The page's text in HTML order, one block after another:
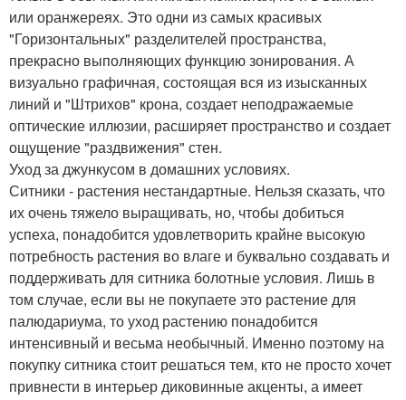
или оранжереях. Это одни из самых красивых
"Горизонтальных" разделителей пространства,
прекрасно выполняющих функцию зонирования. А
визуально графичная, состоящая вся из изысканных
линий и "Штрихов" крона, создает неподражаемые
оптические иллюзии, расширяет пространство и создает
ощущение "раздвижения" стен.
Уход за джункусом в домашних условиях.
Ситники - растения нестандартные. Нельзя сказать, что
их очень тяжело выращивать, но, чтобы добиться
успеха, понадобится удовлетворить крайне высокую
потребность растения во влаге и буквально создавать и
поддерживать для ситника болотные условия. Лишь в
том случае, если вы не покупаете это растение для
палюдариума, то уход растению понадобится
интенсивный и весьма необычный. Именно поэтому на
покупку ситника стоит решаться тем, кто не просто хочет
привнести в интерьер диковинные акценты, а имеет